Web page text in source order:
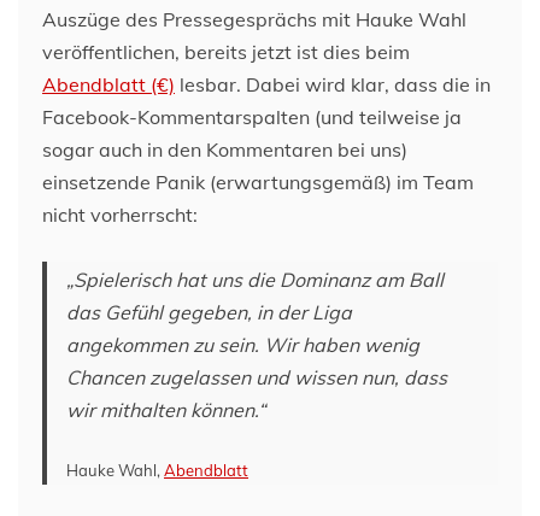
Auszüge des Pressegesprächs mit Hauke Wahl
veröffentlichen, bereits jetzt ist dies beim
Abendblatt (€) lesbar. Dabei wird klar, dass die in
Facebook-Kommentarspalten (und teilweise ja
sogar auch in den Kommentaren bei uns)
einsetzende Panik (erwartungsgemäß) im Team
nicht vorherrscht:
„Spielerisch hat uns die Dominanz am Ball
das Gefühl gegeben, in der Liga
angekommen zu sein. Wir haben wenig
Chancen zugelassen und wissen nun, dass
wir mithalten können.“
Hauke Wahl, Abendblatt